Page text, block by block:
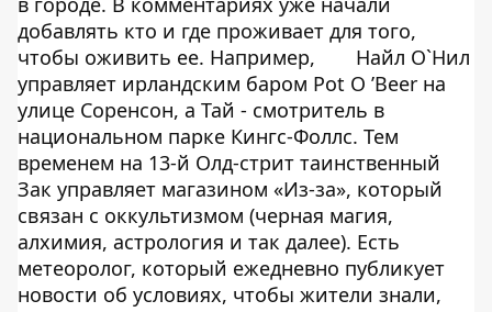
добавлять кто и где проживает для того,
чтобы оживить ее. Например,
Найл О`Нил
управляет ирландским баром Pot O ’Beer на
улице Соренсон, а Тай - смотритель в
национальном парке Кингс-Фоллс. Тем
временем на 13-й Олд-стрит таинственный
Зак управляет магазином «Из-за», который
связан с оккультизмом (черная магия,
алхимия, астрология и так далее). Есть
метеоролог, который ежедневно публикует
новости об условиях, чтобы жители знали,